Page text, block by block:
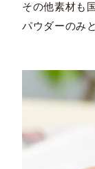
その他素材も
パウダーのみ